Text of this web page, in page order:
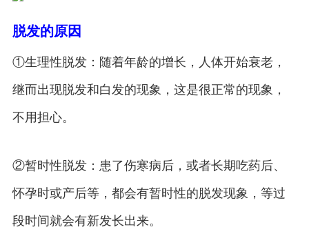
脱发的原因
①生理性脱发：随着年龄的增长，人体开始衰老，
继而出现脱发和白发的现象，这是很正常的现象，
不用担心。
②暂时性脱发：患了伤寒病后，或者长期吃药后、
怀孕时或产后等，都会有暂时性的脱发现象，等过
段时间就会有新发长出来。